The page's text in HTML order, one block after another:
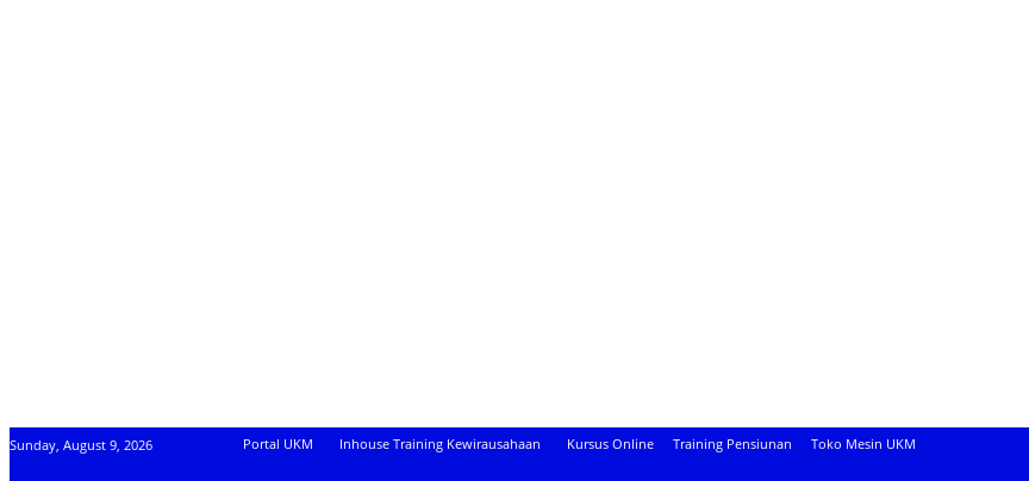
Sunday, August 9, 2026 Portal UKM Inhouse Training Kewirausahaan Kursus Online Training Pensiunan Toko Mesin UKM